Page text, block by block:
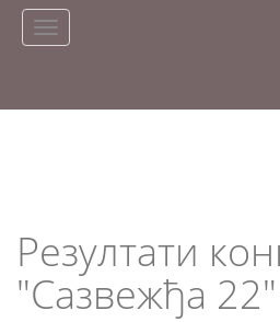
Skip
Toggle
Резултати
"Сазвежђа 22"